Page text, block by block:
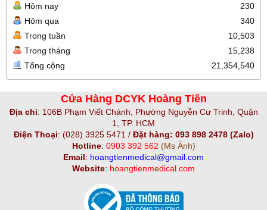
Hôm nay
230
Hôm qua
340
Trong tuần
10,503
Trong tháng
15,238
Tổng cộng
21,354,540
Cửa Hàng DCYK Hoàng Tiên
Địa chỉ: 106B Phạm Viết Chánh, Phường Nguyễn Cư Trinh, Quận
1, TP. HCM
Điện Thoại: (028) 3925 5471 / Đặt hàng: 093 898 2478 (Zalo)
Hotline: 0903 392 562 (Ms Ảnh)
Email: hoangtienmedical@gmail.com
Website: hoangtienmedical.com